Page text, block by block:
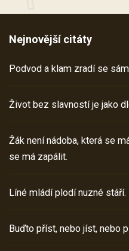
Nejnovější citáty
Podvod a klam zradí se
Život bez slavností je jako
Žák není nádoba, která se
se má zapálit.
Líné mládí plodí nuzné stáří.
Buďto příst, nebo jíst, nebo